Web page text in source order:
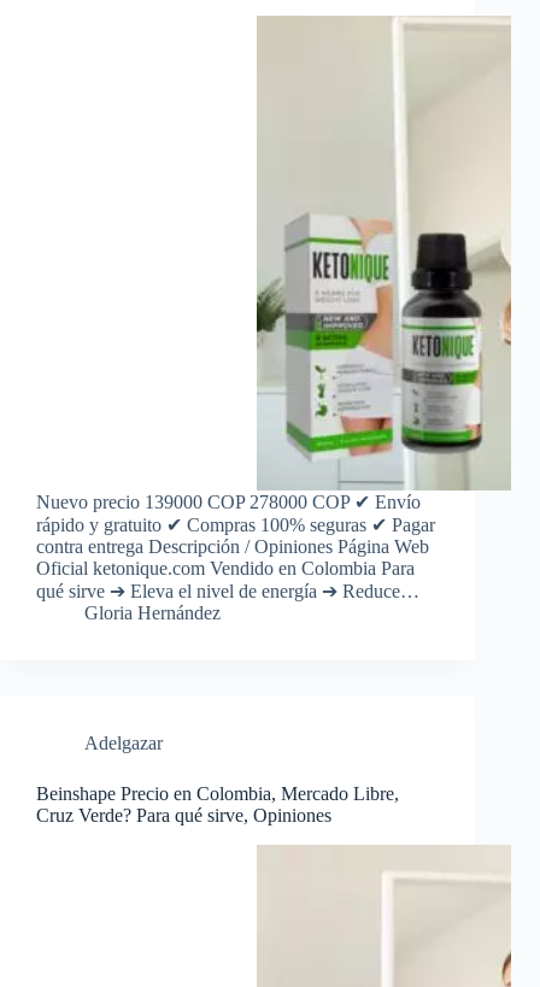
Nuevo precio 139000 COP 278000 COP ✔ Envío
rápido y gratuito ✔ Compras 100% seguras ✔ Pagar
contra entrega Descripción / Opiniones Página Web
Oficial ketonique.com Vendido en Colombia Para
qué sirve ➔ Eleva el nivel de energía ➔ Reduce…
Gloria Hernández
Adelgazar
Beinshape Precio en Colombia, Mercado Libre,
Cruz Verde? Para qué sirve, Opiniones